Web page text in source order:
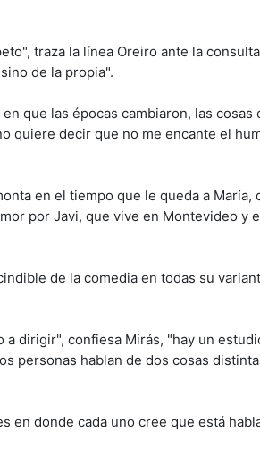
traza la línea Oreiro ante la
de la propia".
que las épocas cambiaron, las cosas
quiere decir que no me encante el
en el tiempo que le queda a María,
por Javi, que vive en Montevideo y
de la comedia en todas su
dirigir", confiesa Mirás, "hay un
personas hablan de dos cosas
en donde cada uno cree que está